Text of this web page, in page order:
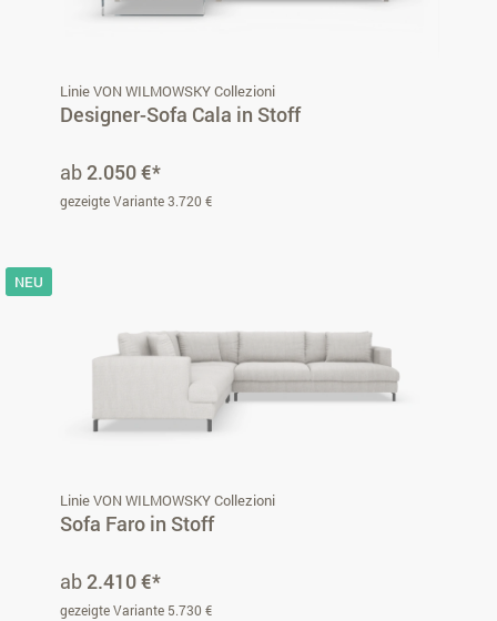
Linie VON WILMOWSKY Collezioni
Designer-Sofa Cala in Stoff
ab2.050 €*
gezeigte Variante 3.720 €
NEU
Linie VON WILMOWSKY Collezioni
Sofa Faro in Stoff
ab2.410 €*
gezeigte Variante 5.730 €